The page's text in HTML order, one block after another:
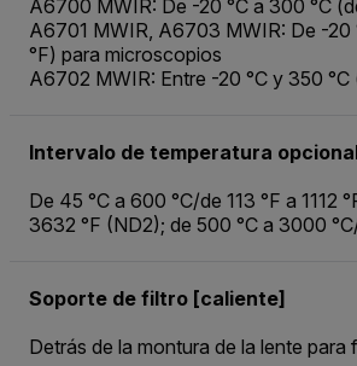
A6700 MWIR: De -20 °C a 300 °C
A6701 MWIR, A6703 MWIR: De -20
°F) para microscopios
A6702 MWIR: Entre -20 °C y 350
Intervalo de temperatura
De 45 °C a 600 °C/de 113 °F a 1112
3632 °F (ND2); de 500 °C a 3000
Soporte de filtro [caliente]
Detrás de la montura de la lente